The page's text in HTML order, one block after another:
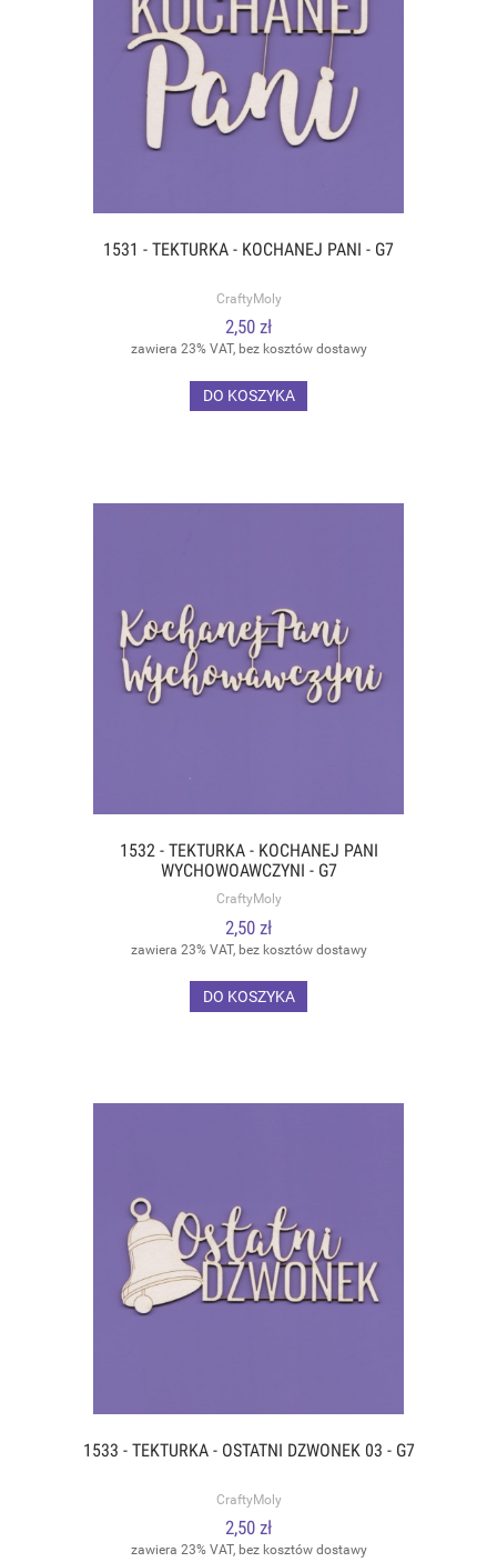
1531 - TEKTURKA - KOCHANEJ PANI - G7
CraftyMoly
2,50 zł
zawiera 23% VAT, bez kosztów dostawy
DO KOSZYKA
1532 - TEKTURKA - KOCHANEJ PANI
WYCHOWOAWCZYNI - G7
CraftyMoly
2,50 zł
zawiera 23% VAT, bez kosztów dostawy
DO KOSZYKA
1533 - TEKTURKA - OSTATNI DZWONEK 03 - G7
CraftyMoly
2,50 zł
zawiera 23% VAT, bez kosztów dostawy